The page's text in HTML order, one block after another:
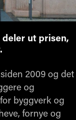
deler ut prisen,
2009 og det
og
byggverk og
fornye og